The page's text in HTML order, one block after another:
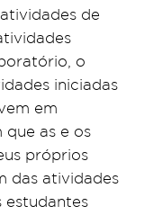
de
o
iniciadas
em
que as e os
próprios
das atividades
estudantes